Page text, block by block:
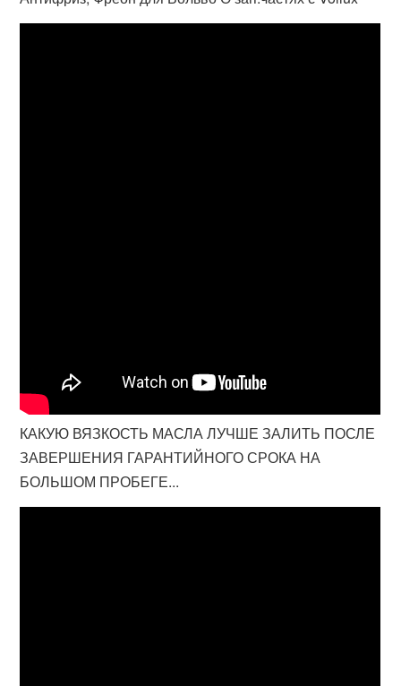
КАКУЮ ВЯЗКОСТЬ МАСЛА ЛУЧШЕ ЗАЛИТЬ ПОСЛЕ
ЗАВЕРШЕНИЯ ГАРАНТИЙНОГО СРОКА НА
БОЛЬШОМ ПРОБЕГЕ...